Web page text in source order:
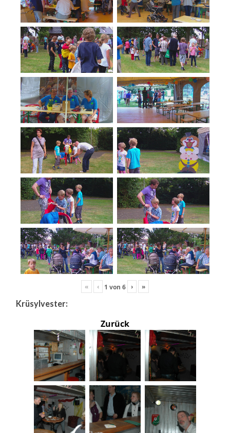
« ‹ 1 von 6 › »
Krüsylvester:
Zurück